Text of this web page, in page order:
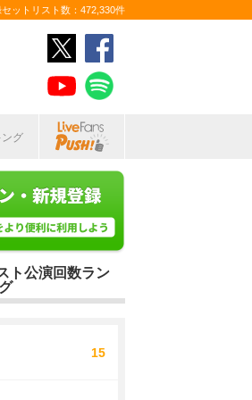
ットリスト数：472,330件
グ
ト公演回数ラン
15